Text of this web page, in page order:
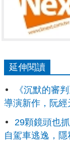
延伸閱讀
《沉默的審
導演新作，阮
29顆鏡頭也
自駕車逃逸，